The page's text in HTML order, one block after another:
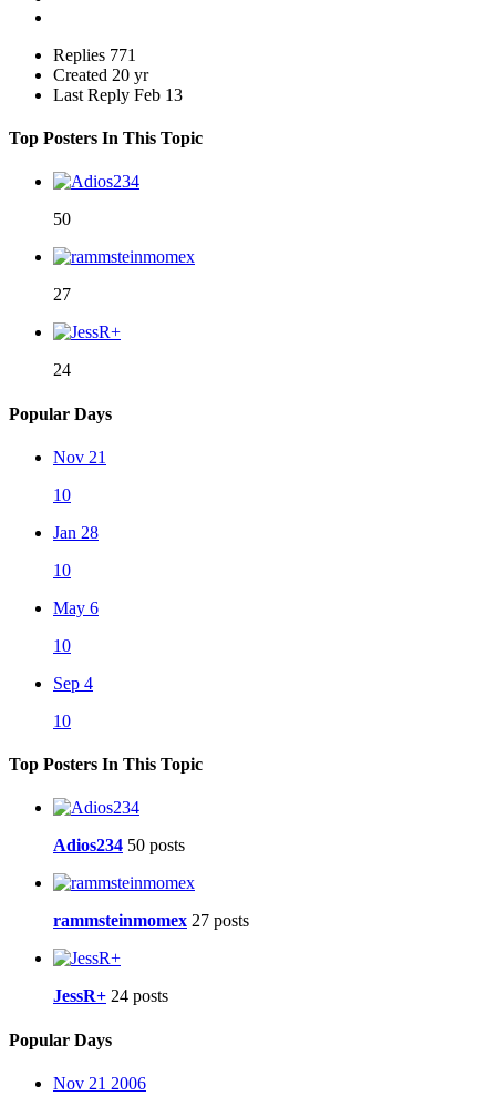
Replies 771
Created 20 yr
Last Reply Feb 13
Top Posters In This Topic
50
27
24
Popular Days
Nov 21
10
Jan 28
10
May 6
10
Sep 4
10
Top Posters In This Topic
Adios234 50 posts
rammsteinmomex 27 posts
JessR+ 24 posts
Popular Days
Nov 21 2006